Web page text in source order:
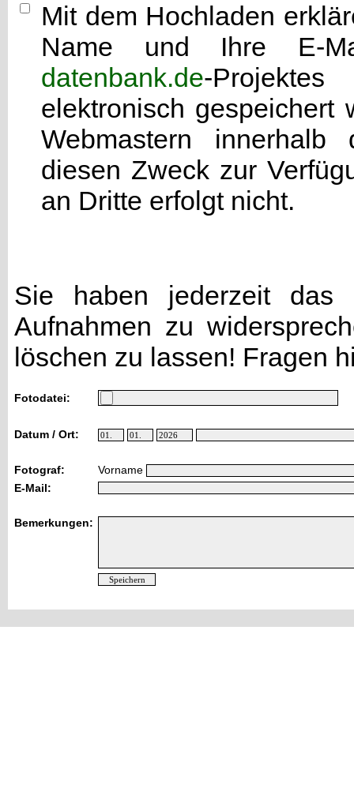
Mit dem Hochladen
Name und Ihre E-
datenbank.de-
elektronisch gespeichert
Webmastern
diesen Zweck zur
an Dritte erfolgt nicht.
Sie haben jederzeit das
Aufnahmen zu
löschen zu lassen! Fragen
Fotodatei:
Datum / Ort:
Fotograf:
Vorname
E-Mail:
Bemerkungen: